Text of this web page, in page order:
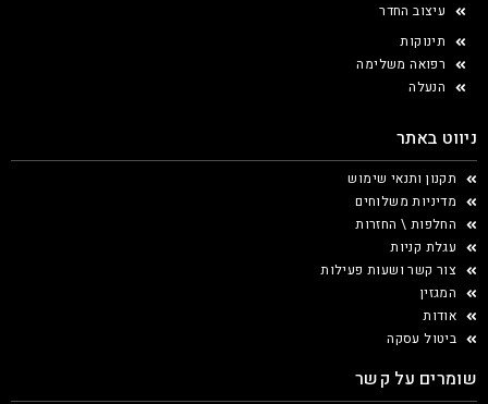
עיצוב החדר
תינוקות
רפואה משלימה
הנעלה
ניווט באתר
תקנון ותנאי שימוש
מדיניות משלוחים
החלפות \ החזרות
עגלת קניות
צור קשר ושעות פעילות
המגזין
אודות
ביטול עסקה
שומרים על קשר